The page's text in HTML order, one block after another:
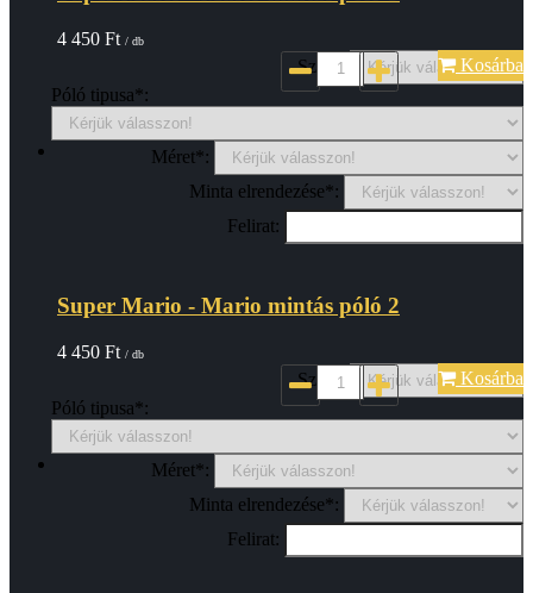
4 450 Ft / db
Szin*:
Póló tipusa*:
Méret*:
Minta elrendezése*:
Felirat:
Kosárba
Super Mario - Mario mintás póló 2
4 450 Ft / db
Szin*:
Póló tipusa*:
Méret*:
Minta elrendezése*:
Felirat:
Kosárba